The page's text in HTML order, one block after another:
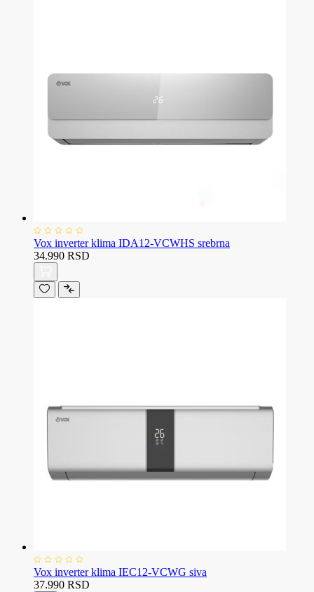
Vox inverter klima IDA12-VCWHS srebrna
34.990 RSD
Vox inverter klima IEC12-VCWG siva
37.990 RSD